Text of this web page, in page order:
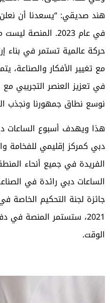
هند صديقي: “يسعدنا أن
في عام 2023.
حركة عالمية تستمر في بناء
مع تغيير الأفكار والصناعة،
في تعزيز العنصر التجريبي
نوسع نطاق جمهورنا ونجذب
هذا ويهدف أسبوع الساعات
دبي كمركز إقليمي للفخامة
الفريدة في جميع أنحاء
الساعات دبي رائدة في
جائزة لجنة التحكيم الخاصة
2021، ستستمر المنصة
الوقت.